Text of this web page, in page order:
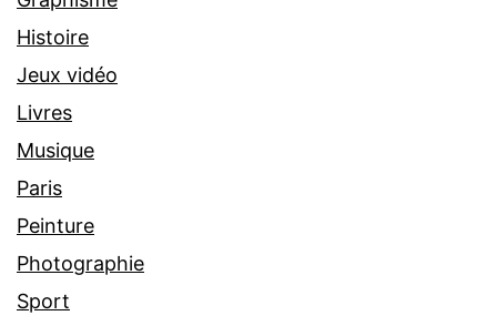
Histoire
Jeux vidéo
Livres
Musique
Paris
Peinture
Photographie
Sport